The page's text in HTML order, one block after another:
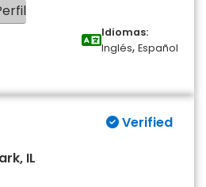
Idiomas:
Inglés, Español
Verified
IL